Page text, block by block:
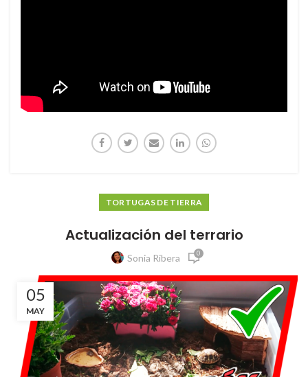
TORTUGAS DE TIERRA
Actualización del terrario
Sonia Ribera 0
05
MAY